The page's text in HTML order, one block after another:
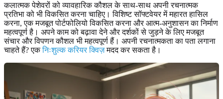
कलात्मक पेशेवरों को व्यावहारिक कौशल के साथ-साथ अपनी रचनात्मक
प्रतिभा को भी विकसित करना चाहिए। विशिष्ट सॉफ्टवेयर में महारत हासिल
करना, एक मजबूत पोर्टफोलियो विकसित करना और आत्म-अनुशासन का निर्माण
महत्वपूर्ण है। अपने काम को बढ़ावा देने और दर्शकों से जुड़ने के लिए मजबूत
संचार और विपणन कौशल भी महत्वपूर्ण हैं। अपनी रचनात्मकता का पता लगाना
चाहते हैं? एकनिःशुल्क करियर क्विज़मदद कर सकता है।